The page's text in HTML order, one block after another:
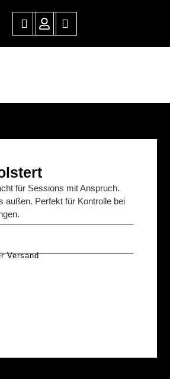
für Sessions mit Anspruch.
außen. Perfekt für Kontrolle bei
Versand